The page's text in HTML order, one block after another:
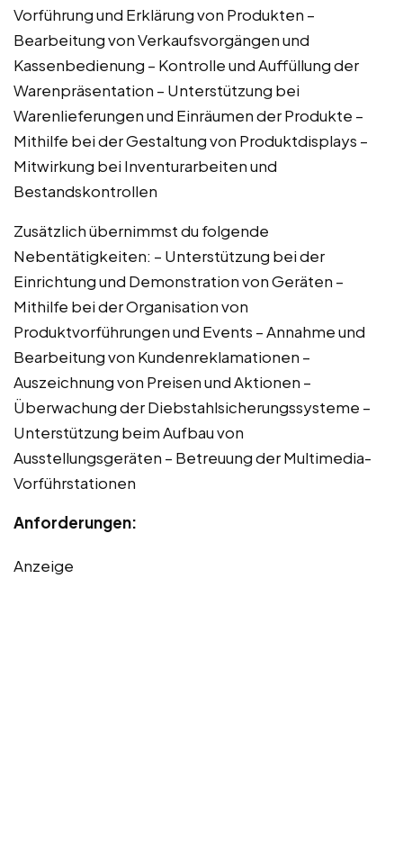
Vorführung und Erklärung von Produkten –
Bearbeitung von Verkaufsvorgängen und
Kassenbedienung – Kontrolle und Auffüllung der
Warenpräsentation – Unterstützung bei
Warenlieferungen und Einräumen der Produkte –
Mithilfe bei der Gestaltung von Produktdisplays –
Mitwirkung bei Inventurarbeiten und
Bestandskontrollen
Zusätzlich übernimmst du folgende
Nebentätigkeiten: – Unterstützung bei der
Einrichtung und Demonstration von Geräten –
Mithilfe bei der Organisation von
Produktvorführungen und Events – Annahme und
Bearbeitung von Kundenreklamationen –
Auszeichnung von Preisen und Aktionen –
Überwachung der Diebstahlsicherungssysteme –
Unterstützung beim Aufbau von
Ausstellungsgeräten – Betreuung der Multimedia-
Vorführstationen
Anforderungen:
Anzeige